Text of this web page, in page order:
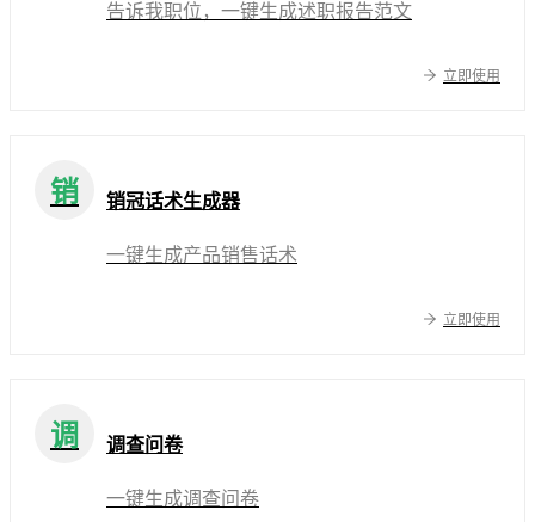
告诉我职位，一键生成述职报告范文
立即使用
销 销冠话术生成器
一键生成产品销售话术
立即使用
调 调查问卷
一键生成调查问卷